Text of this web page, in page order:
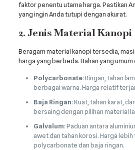
faktor penentu utama harga. Pastikan
yang ingin Anda tutupi dengan akurat.
2. Jenis Material Kanopi
Beragam material kanopi tersedia,
harga yang berbeda. Bahan yang umum
Polycarbonate: Ringan, tahan
berbagai warna. Harga relatif
Baja Ringan: Kuat, tahan karat,
bersaing dengan pilihan material
Galvalum: Paduan antara
awet dan tahan korosi. Harga
polycarbonate dan baja ringan.